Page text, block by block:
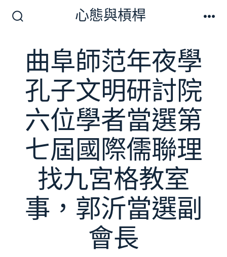
換
開
關
心態與槓桿
曲阜師范年夜學
孔子文明研討院
六位學者當選第
七屆國際儒聯理
找九宮格教室
事，郭沂當選副
會長